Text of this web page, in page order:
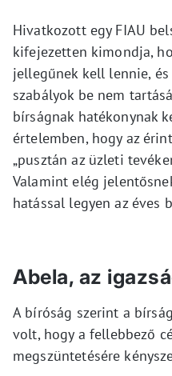
Hivatkozott egy FIAU
kifejezetten kimondja,
jellegűnek kell lennie,
szabályok be nem
bírságnak hatékonynak
értelemben, hogy az
„pusztán az üzleti
Valamint elég
hatással legyen az éves
Abela, az
A bíróság szerint a
volt, hogy a fellebbező
megszüntetésére